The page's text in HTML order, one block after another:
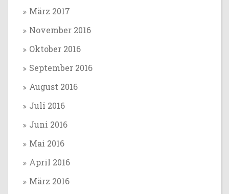
März 2017
November 2016
Oktober 2016
September 2016
August 2016
Juli 2016
Juni 2016
Mai 2016
April 2016
März 2016